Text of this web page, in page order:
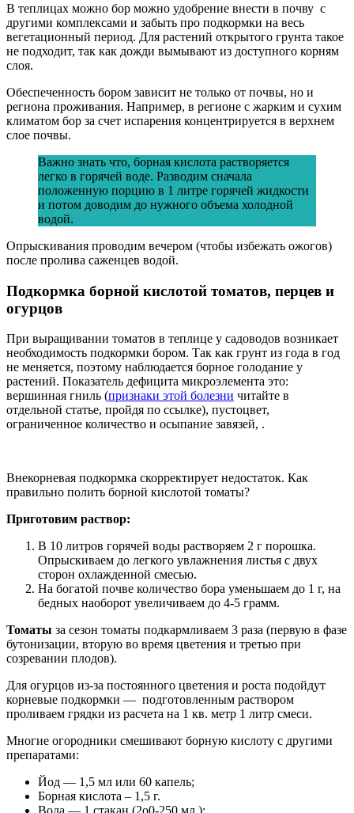
В теплицах можно бор можно удобрение внести в почву с
другими комплексами и забыть про подкормки на весь
вегетационный период. Для растений открытого грунта такое
не подходит, так как дожди вымывают из доступного корням
слоя.
Обеспеченность бором зависит не только от почвы, но и
региона проживания. Например, в регионе с жарким и сухим
климатом бор за счет испарения концентрируется в верхнем
слое почвы.
Важно знать что, борная кислота растворяется
легко в горячей воде. Разводим сначала
положенную порцию в 1 литре горячей жидкости
и потом доводим до нужного объема холодной
водой.
Опрыскивания проводим вечером (чтобы избежать ожогов)
после пролива саженцев водой.
Подкормка борной кислотой томатов, перцев и
огурцов
При выращивании томатов в теплице у садоводов возникает
необходимость подкормки бором. Так как грунт из года в год
не меняется, поэтому наблюдается борное голодание у
растений. Показатель дефицита микроэлемента это:
вершинная гниль (признаки этой болезни читайте в
отдельной статье, пройдя по ссылке), пустоцвет,
ограниченное количество и осыпание завязей, .
Внекорневая подкормка скорректирует недостаток. Как
правильно полить борной кислотой томаты?
Приготовим раствор:
В 10 литров горячей воды растворяем 2 г порошка.
Опрыскиваем до легкого увлажнения листья с двух
сторон охлажденной смесью.
На богатой почве количество бора уменьшаем до 1 г, на
бедных наоборот увеличиваем до 4-5 грамм.
Томаты за сезон томаты подкармливаем 3 раза (первую в фазе
бутонизации, вторую во время цветения и третью при
созревании плодов).
Для огурцов из-за постоянного цветения и роста подойдут
корневые подкормки — подготовленным раствором
проливаем грядки из расчета на 1 кв. метр 1 литр смеси.
Многие огородники смешивают борную кислоту с другими
препаратами:
Йод — 1,5 мл или 60 капель;
Борная кислота – 1,5 г.